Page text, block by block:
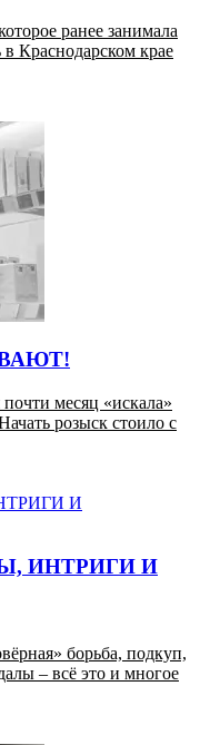
ранее занимала
Краснодарском крае
месяц «искала»
розыск стоило с
ИНТРИГИ И
борьба, подкуп,
– всё это и многое